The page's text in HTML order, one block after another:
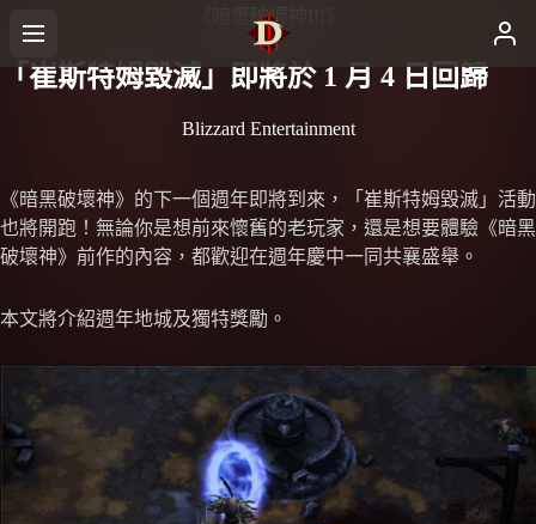
《暗黑破壞神III》
「崔斯特姆毀滅」即將於 1 月 4 日回歸
Blizzard Entertainment
《暗黑破壞神》的下一個週年即將到來，「崔斯特姆毀滅」活動
也將開跑！無論你是想前來懷舊的老玩家，還是想要體驗《暗黑
破壞神》前作的內容，都歡迎在週年慶中一同共襄盛舉。
本文將介紹週年地城及獨特獎勵。